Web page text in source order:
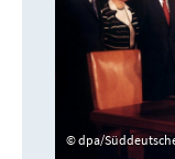
dpa/